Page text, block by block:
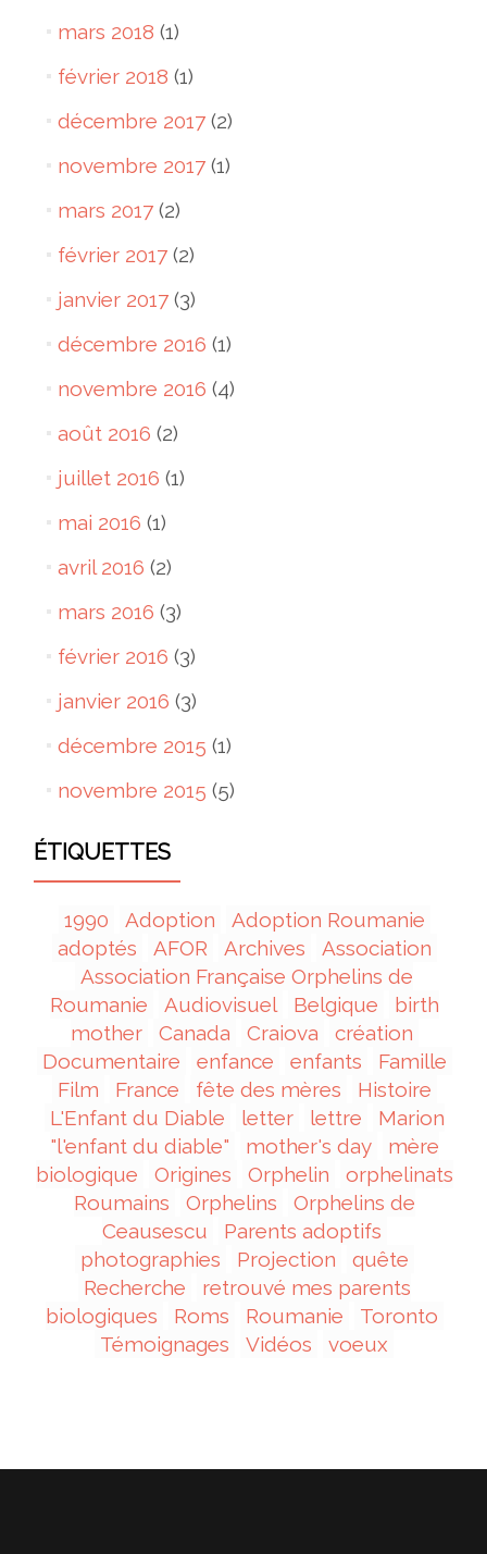
mars 2018 (1)
février 2018 (1)
décembre 2017(2)
novembre 2017(1)
mars 2017(2)
février 2017(2)
janvier 2017(3)
décembre 2016 (1)
novembre 2016 (4)
août 2016 (2)
juillet 2016 (1)
mai 2016 (1)
avril 2016 (2)
mars 2016 (3)
février 2016 (3)
janvier 2016 (3)
décembre 2015 (1)
novembre 2015 (5)
ÉTIQUETTES
1990 Adoption
Adoption Roumanie
adoptés
AFOR Archives
Association
Association Française Orphelins de
Roumanie
Audiovisuel Belgique
birth
mother
Canada Craiova
création
Documentaire
enfance enfants
Famille
Film
France fête des mères
Histoire
L'Enfant du Diable
letter lettre
Marion
"l'enfant du diable"
mother's day
mère
biologique
Origines Orphelin
orphelinats
Roumains
Orphelins
Orphelins de
Ceausescu
Parents adoptifs
photographies
Projection
quête
Recherche
retrouvé mes parents
biologiques
Roms Roumanie
Toronto
Témoignages
Vidéos voeux